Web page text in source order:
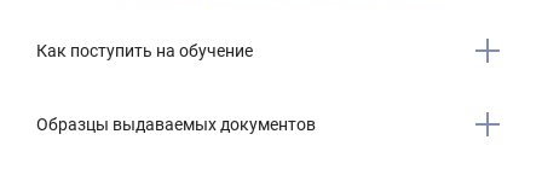
Как поступить на обучение
Образцы выдаваемых документов